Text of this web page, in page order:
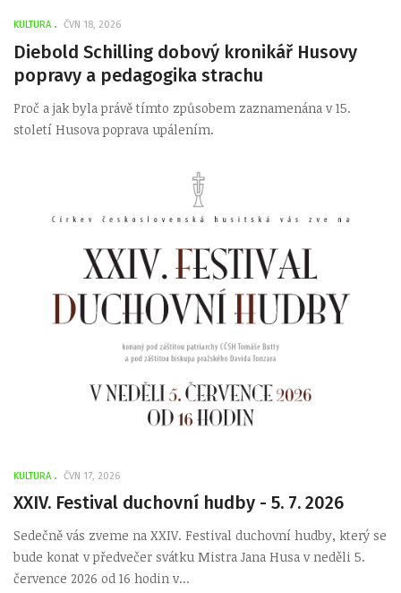
KULTURA ČVN 18, 2026
Diebold Schilling dobový kronikář Husovy
popravy a pedagogika strachu
Proč a jak byla právě tímto způsobem zaznamenána v 15.
století Husova poprava upálením.
KULTURA ČVN 17, 2026
XXI​V. Festival duchovní hudby - 5. 7. 2026
Sedečně vás zveme na XXI​V. Festival duchovní hudby, který se
bude konat v předvečer svátku Mistra Jana Husa v ​neděli 5.
července 202​6 od 16 hodin v...